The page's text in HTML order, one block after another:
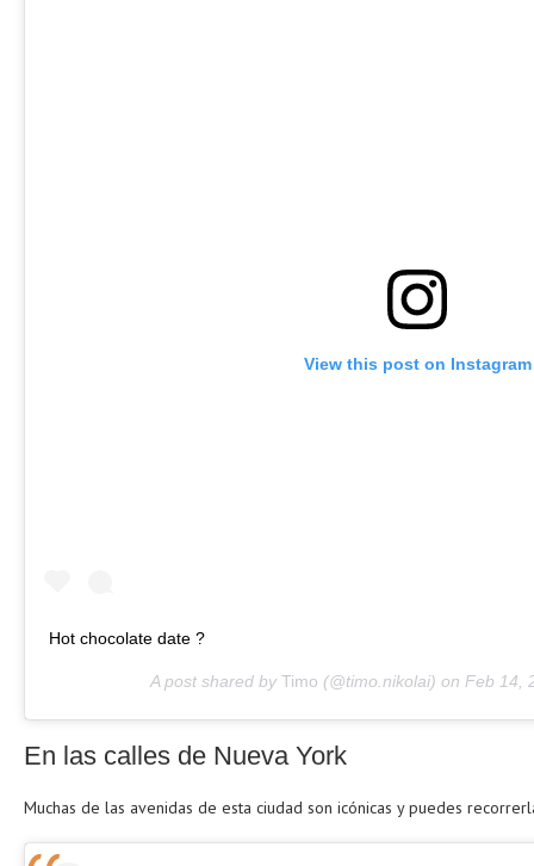
View this post on Instagram
Hot chocolate date ?
A post shared by Timo (@timo.nikolai) on Feb 14,
En las calles de Nueva York
Muchas de las avenidas de esta ciudad son icónicas y puedes